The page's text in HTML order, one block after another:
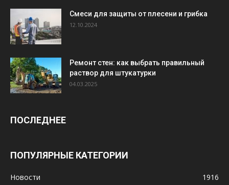
Смеси для защиты от плесени и грибка
12.10.2024
Ремонт стен: как выбрать правильный
раствор для штукатурки
04.03.2025
ПОСЛЕДНЕЕ
ПОПУЛЯРНЫЕ КАТЕГОРИИ
Новости 1916